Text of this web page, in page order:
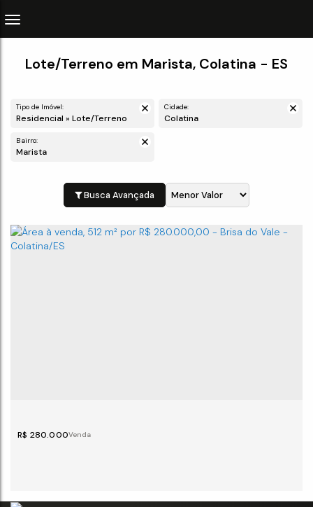
Lote/Terreno em Marista, Colatina - ES
Tipo de Imóvel:
Residencial » Lote/Terreno
Cidade:
Colatina
Bairro:
Marista
Busca Avançada
R$ 280.000